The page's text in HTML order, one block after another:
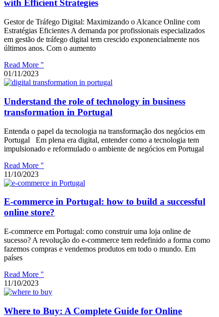
with Efficient Strategies
Gestor de Tráfego Digital: Maximizando o Alcance Online com
Estratégias Eficientes A demanda por profissionais especializados
em gestão de tráfego digital tem crescido exponencialmente nos
últimos anos. Com o aumento
Read More "
01/11/2023
Understand the role of technology in business
transformation in Portugal
Entenda o papel da tecnologia na transformação dos negócios em
Portugal Em plena era digital, entender como a tecnologia tem
impulsionado e reformulado o ambiente de negócios em Portugal
Read More "
11/10/2023
E-commerce in Portugal: how to build a successful
online store?
E-commerce em Portugal: como construir uma loja online de
sucesso? A revolução do e-commerce tem redefinido a forma como
fazemos compras e vendemos produtos em todo o mundo. Em
países
Read More "
11/10/2023
Where to Buy: A Complete Guide for Online